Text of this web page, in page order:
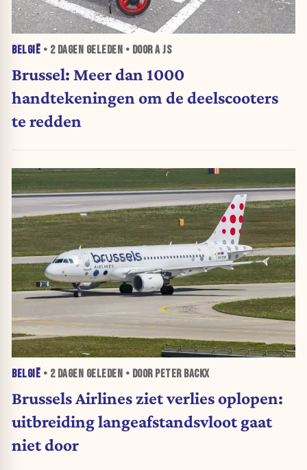
BELGIË • 2 DAGEN GELEDEN • DOOR A JS
Brussel: Meer dan 1000
handtekeningen om de deelscooters
te redden
BELGIË • 2 DAGEN GELEDEN • DOOR PETER BACKX
Brussels Airlines ziet verlies oplopen:
uitbreiding langeafstandsvloot gaat
niet door